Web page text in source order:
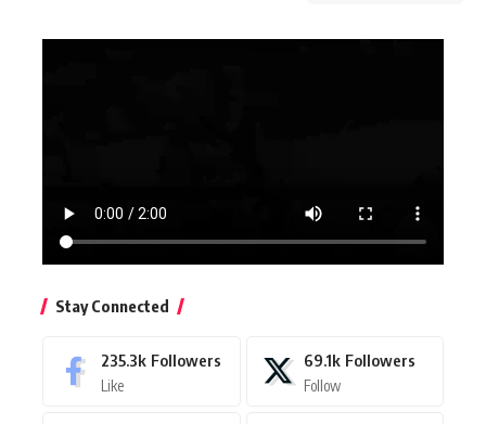
Stay Connected
235.3k Followers
Like
69.1k Followers
Follow